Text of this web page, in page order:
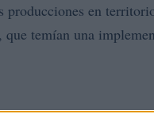
producciones en
temían una